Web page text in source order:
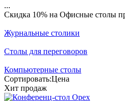
...
Скидка 10% на Офисные столы
Журнальные столики
Столы для переговоров
Компьютерные столы
Сортировать:Цена
Хит продаж